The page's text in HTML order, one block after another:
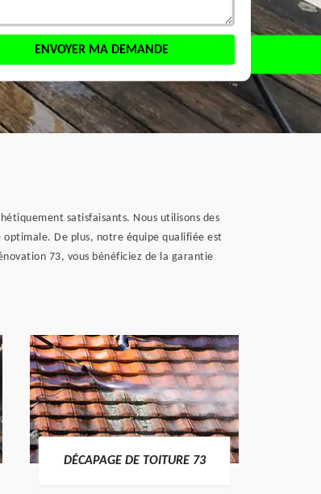
satisfaisants. Nous utilisons des
De plus, notre équipe qualifiée est
73, vous bénéficiez de la garantie
DÉCAPAGE DE TOITURE 73